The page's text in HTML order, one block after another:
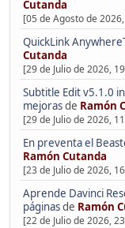
Cutanda
[05 de Agosto de
QuickLink
Cutanda
[29 de Julio de 2026,
Subtitle Edit v5.1.0
mejorasde Ramón
[29 de Julio de 2026,
En preventa el
Ramón Cutanda
[23 de Julio de 2026,
Aprende Davinci
páginasde Ramón
[22 de Julio de 2026,